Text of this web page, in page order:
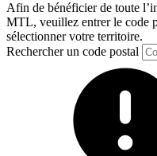
Afin de bénéficier de toute
MTL, veuillez entrer le code
sélectionner votre territoire.
Rechercher un code postal